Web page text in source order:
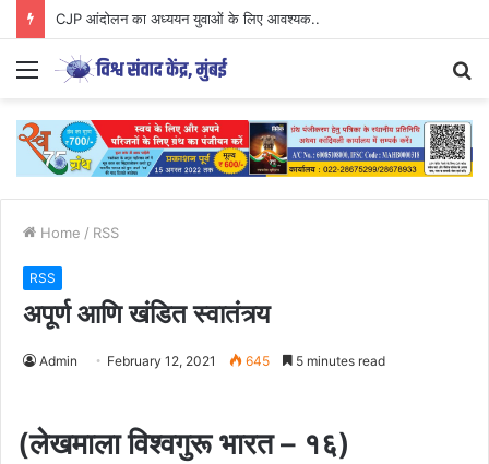
Parenting Has Its Limits….
Menu
Home / RSS
RSS
अपूर्ण आणि खंडित स्वातंत्र्य
Admin February 12, 2021 645 5 minutes read
(लेखमाला विश्वगुरू भारत – १६)